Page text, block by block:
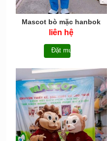
Mascot bò mặc hanbok
korean - MCTB030
liên hệ
Đặt mua